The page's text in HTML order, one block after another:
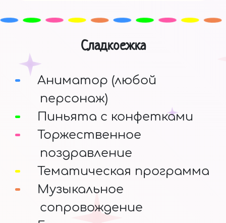
Сладкоежка
Аниматор (любой
персонаж)
Пиньята с конфетками
Торжественное
поздравление
Тематическая программа
Музыкальное
сопровождение